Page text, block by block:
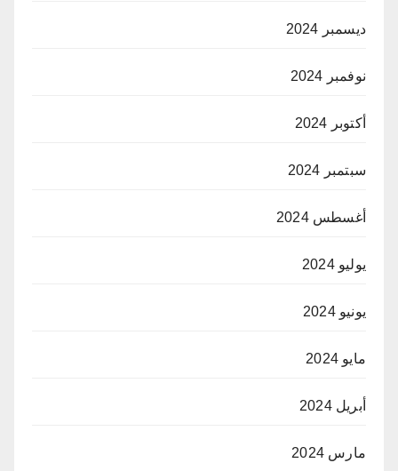
ديسمبر 2024
نوفمبر 2024
أكتوبر 2024
سبتمبر 2024
أغسطس 2024
يوليو 2024
يونيو 2024
مايو 2024
أبريل 2024
مارس 2024